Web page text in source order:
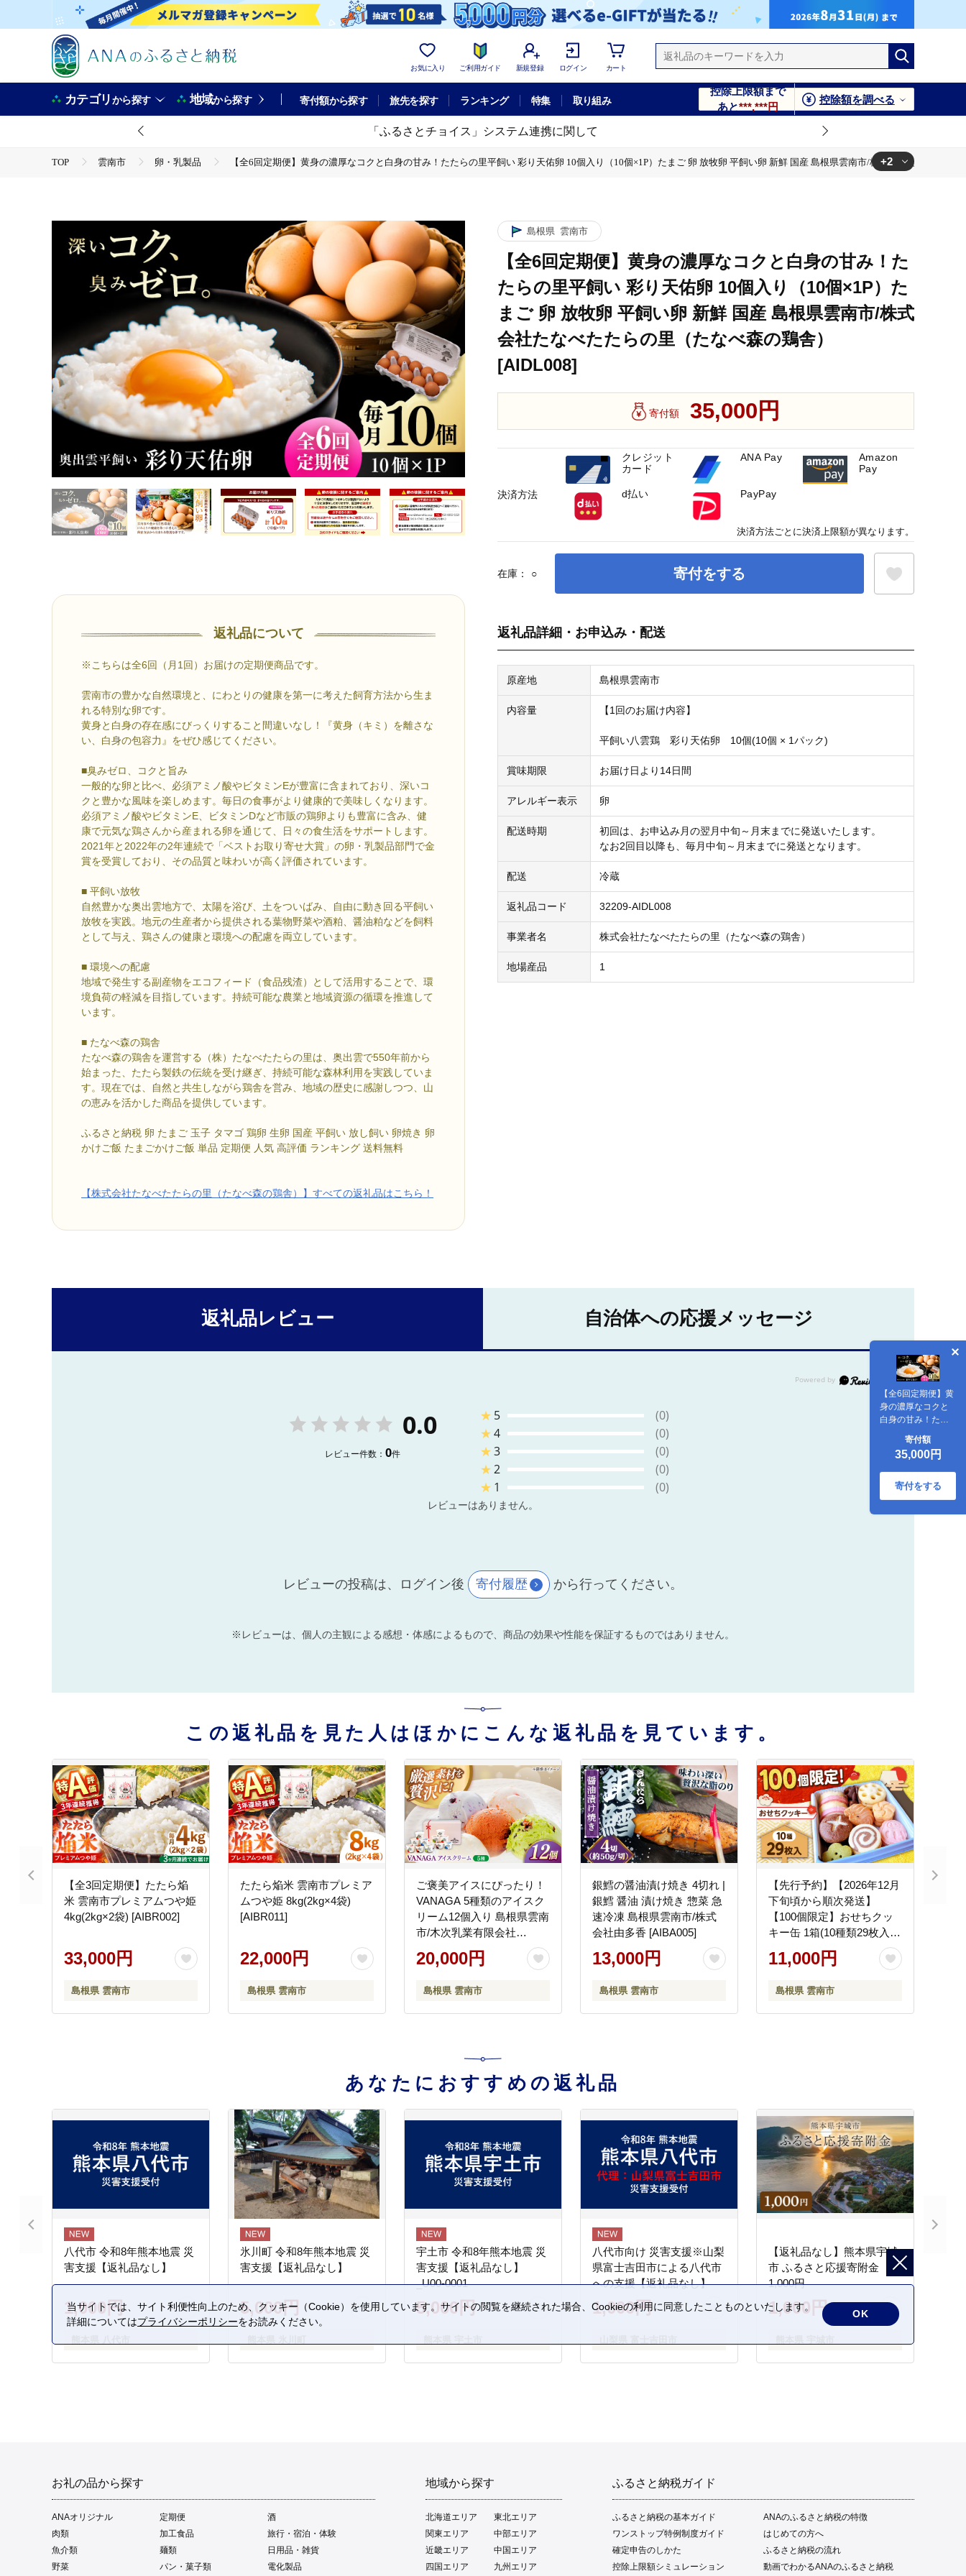
お気に入り ご利用ガイド 新規登録 ログイン カート
カテゴリから探す 地域から探す 寄付額から探す 旅先を探す ランキング 特集 取り組み
控除上限額まで
あと***,***円
控除額を調べる
「ふるさとチョイス」システム連携に関して
TOP 雲南市 卵・乳製品
【全6回定期便】黄身の濃厚なコクと白身の甘み！たたらの里平飼い 彩り天佑卵 10個入り（10個×1P）たまご 卵 放牧卵 平飼い卵 新鮮 国産 島根県雲南市/株式会社たなべたた
【全6回定期便】黄身の濃厚なコクと白身の甘み！たたらの里平飼い 彩り天佑卵 10個入り（10個×1P）たまご 卵 放牧卵 平飼い卵 新鮮 国産 島根県雲南市/株式会社たなべたたらの里（たなべ森の鶏舎）
[AIDL008]
+2
返礼品について
※こちらは全6回（月1回）お届けの定期便商品です。
雲南市の豊かな自然環境と、にわとりの健康を第一に考えた飼育方法から生ま
れる特別な卵です。
黄身と白身の存在感にびっくりすること間違いなし！『黄身（キミ）を離さな
い、白身の包容力』をぜひ感じてください。
■臭みゼロ、コクと旨み
一般的な卵と比べ、必須アミノ酸やビタミンEが豊富に含まれており、深いコ
クと豊かな風味を楽しめます。毎日の食事がより健康的で美味しくなります。
必須アミノ酸やビタミンE、ビタミンDなど市販の鶏卵よりも豊富に含み、健
康で元気な鶏さんから産まれる卵を通じて、日々の食生活をサポートします。
2021年と2022年の2年連続で「ベストお取り寄せ大賞」の卵・乳製品部門で金
賞を受賞しており、その品質と味わいが高く評価されています。
■ 平飼い放牧
自然豊かな奥出雲地方で、太陽を浴び、土をついばみ、自由に動き回る平飼い
放牧を実践。地元の生産者から提供される葉物野菜や酒粕、醤油粕などを飼料
として与え、鶏さんの健康と環境への配慮を両立しています。
■ 環境への配慮
地域で発生する副産物をエコフィード（食品残渣）として活用することで、環
境負荷の軽減を目指しています。持続可能な農業と地域資源の循環を推進して
います。
■ たなべ森の鶏舎
たなべ森の鶏舎を運営する（株）たなべたたらの里は、奥出雲で550年前から
始まった、たたら製鉄の伝統を受け継ぎ、持続可能な森林利用を実践していま
す。現在では、自然と共生しながら鶏舎を営み、地域の歴史に感謝しつつ、山
の恵みを活かした商品を提供しています。
ふるさと納税 卵 たまご 玉子 タマゴ 鶏卵 生卵 国産 平飼い 放し飼い 卵焼き 卵
かけご飯 たまごかけご飯 単品 定期便 人気 高評価 ランキング 送料無料
【株式会社たなべたたらの里（たなべ森の鶏舎）】すべての返礼品はこちら！
島根県 雲南市
【全6回定期便】黄身の濃厚なコクと白身の甘み！た
たらの里平飼い 彩り天佑卵 10個入り（10個×1P）た
まご 卵 放牧卵 平飼い卵 新鮮 国産 島根県雲南市/株式
会社たなべたたらの里（たなべ森の鶏舎）
[AIDL008]
寄付額 35,000円
在庫： ○ 寄付をする
【全6回定期便】黄
身の濃厚なコクと
白身の甘み！たた
らの里平飼い 彩り
天佑卵 10個入り
（10個×1P）たま
ご 卵 放牧卵 平飼い
卵 新鮮 国産 島根県
雲南市/株式会社た
寄付額
35,000円
寄付をする
返礼品詳細・お申込み・配送
原産地 島根県雲南市
内容量 【1回のお届け内容】
平飼い八雲鶏 彩り天佑卵 10個(10個 × 1パック)
賞味期限 お届け日より14日間
アレルギー表示 卵
配送時期
初回は、お申込み月の翌月中旬～月末までに発送いたします。
なお2回目以降も、毎月中旬～月末までに発送となります。
配送 冷蔵
返礼品コード 32209-AIDL008
事業者名 株式会社たなべたたらの里（たなべ森の鶏舎）
地場産品 1
決済方法
クレジット
カード
ANA Pay
Amazon
Pay
d払い PayPay
決済方法ごとに決済上限額が異なります。
返礼品レビュー 自治体への応援メッセージ
0.0
レビュー件数： 0件
★ 5
(0)
★4
(0)
★3
(0)
★2
(0)
★ 1 (0)
レビューはありません。
レビューの投稿は、ログイン後 寄付履歴 から行ってください。
※レビューは、個人の主観による感想・体感によるもので、商品の効果や性能を保証するものではありません。
この返礼品を見た人はほかにこんな返礼品を見ています。
【全3回定期便】たたら焔
米 雲南市プレミアムつや姫
4kg(2kg×2袋) [AIBR002]
33,000円
島根県 雲南市
たたら焔米 雲南市プレミア
ムつや姫 8kg(2kg×4袋)
[AIBR011]
22,000円
島根県 雲南市
ご褒美アイスにぴったり！
VANAGA 5種類のアイスク
リーム12個入り 島根県雲南
市/木次乳業有限会社
20,000円
島根県 雲南市
銀鱈の醤油漬け焼き 4切れ |
銀鱈 醤油 漬け焼き 惣菜 急
速冷凍 島根県雲南市/株式
会社由多香 [AIBA005]
13,000円
島根県 雲南市
【先行予約】【2026年12月
下旬頃から順次発送】
【100個限定】おせちクッ
キー缶 1箱(10種類29枚入
り) お菓子 スイーツ 焼き菓
子 クッキー 島根県雲南市/
11,000円
島根県 雲南市
あなたにおすすめの返礼品
八代市 令和8年熊本地震 災
害支援【返礼品なし】
1,000円
氷川町 令和8年熊本地震 災
害支援【返礼品なし】
5,000円
宇土市 令和8年熊本地震 災
害支援【返礼品なし】
_U00-0001
5,000円
八代市向け 災害支援※山梨
県富士吉田市による八代市
への支援【返礼品なし】
1,000円
【返礼品なし】熊本県宇城
市 ふるさと応援寄附金
1,000円
1,000円
お礼の品から探す
ANAオリジナル 定期便
酒
肉類
加工食品
旅行・宿泊・体験
魚介類
麺類
日用品・雑貨
野菜
パン・菓子類 電化製品
地域から探す
北海道エリア
東北エリア
関東エリア
中部エリア
近畿エリア
中国エリア
四国エリア
九州エリア
ふるさと納税ガイド
ふるさと納税の基本ガイド
ANAのふるさと納税の特徴
ワンストップ特例制度ガイド
はじめての方へ
確定申告のしかた
ふるさと納税の流れ
控除上限額シミュレーション
動画でわかるANAのふるさと納税
当サイトでは、サイト利便性向上のため、クッキー（Cookie）を使用しています。サイトの閲覧を継続された場合、Cookieの利用に同意したことものといたします。
詳細についてはプライバシーポリシーをお読みください。
OK